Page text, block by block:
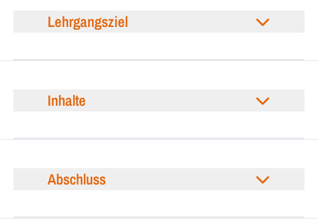
Lehrgangsziel
Inhalte
Abschluss